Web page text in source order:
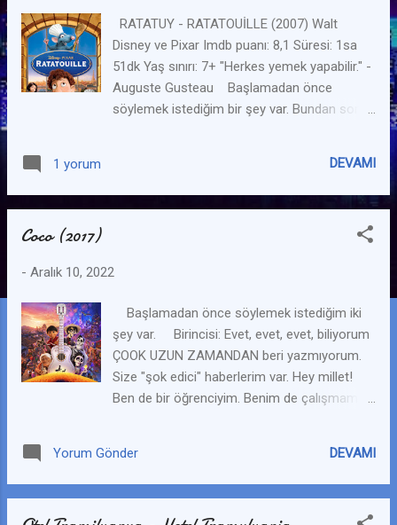
RATATUY - RATATOUİLLE (2007) Walt
Disney ve Pixar Imdb puanı: 8,1 Süresi: 1sa
51dk Yaş sınırı: 7+ "Herkes yemek yapabilir." -
Auguste Gusteau Başlamadan önce
söylemek istediğim bir şey var. Bundan sonra
yazıya dönelim. Film hakkında ilk söylemek
istediğim şey: NOLUR ŞU FİLME AŞÇI FARE
lütfen artık durun. Yani ben Ratatuy deyince
anlayan o kadar çok insanla karşılaştım ki.
Evet, artık filmin ismini öğrendiğinizi umarak
yazıya geçiyorum. Film kesinlikle ilham
verici filmler arasında. Yani kalkıp bir şeyler
üretmemi sağlayacak bir film izlemeliyim
eklemeliyim ki filmde sayamayacağım kadar
1 yorum DEVAMI
Coco (2017)
- Aralık 10, 2022
Başlamadan önce söylemek istediğim iki
şey var. Birincisi: Evet, evet, evet, biliyorum
ÇOOK UZUN ZAMANDAN beri yazmıyorum.
Size "şok edici" haberlerim var. Hey millet!
Ben de bir öğrenciyim. Benim de çalışmam
yazmayı bırakmadım. Yani henüz benden
kurtulamadınız ehehe. İkinisi: Bir önceki
Yorum Gönder DEVAMI